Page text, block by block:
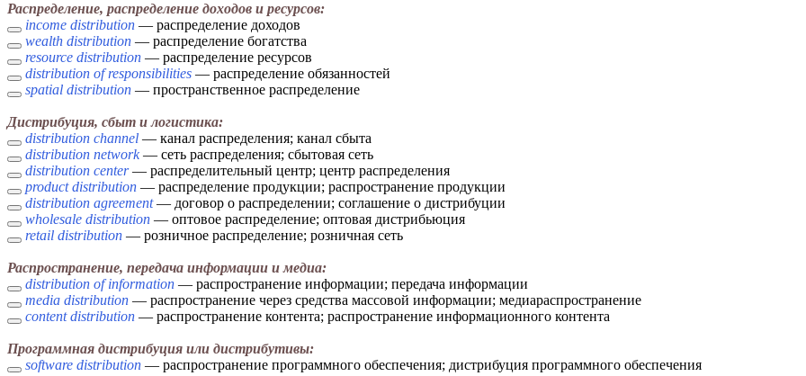
Распределение, распределение доходов и ресурсов:
income distribution — распределение доходов
wealth distribution — распределение богатства
resource distribution — распределение ресурсов
distribution of responsibilities — распределение обязанностей
spatial distribution — пространственное распределение
Дистрибуция, сбыт и логистика:
distribution channel — канал распределения; канал сбыта
distribution network— сеть распределения; сбытовая сеть
distribution center— распределительный центр; центр распределения
product distribution — распределение продукции; распространение продукции
distribution agreement— договор о распределении; соглашение о дистрибуции
wholesale distribution — оптовое распределение; оптовая дистрибьюция
retail distribution — розничное распределение; розничная сеть
Распространение, передача информации и медиа:
distribution of information — распространение информации; передача информации
media distribution — распространение через средства массовой информации; медиараспространение
content distribution — распространение контента; распространение информационного контента
Программная дистрибуция или дистрибутивы:
software distribution — распространение программного обеспечения; дистрибуция программного обеспечения